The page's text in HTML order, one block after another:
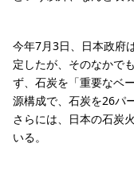
今年7月3日、日本政府
定したが、そのなかで
ず、石炭を「重要なベ
源構成で、石炭を26パ
さらには、日本の石炭
いる。